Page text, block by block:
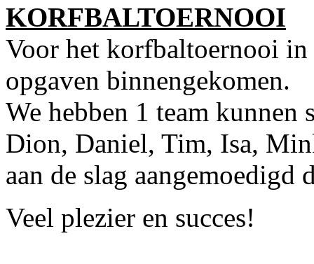
KORFBALTOERNOOI
Voor het korfbaltoernooi
opgaven binnengekomen.
We hebben 1 team kunnen
Dion, Daniel, Tim, Isa,
aan de slag
Veel plezier en succes!